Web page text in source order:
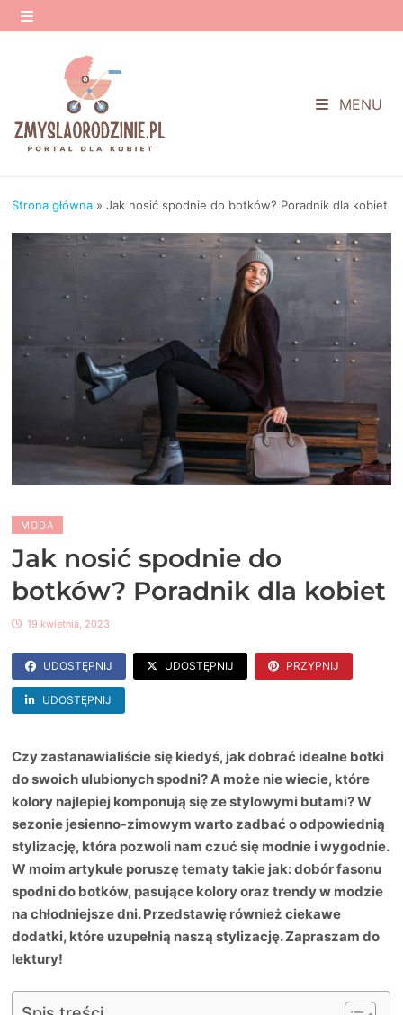
Przejdź
do
MENU
MENU
Strona główna »Jak nosić spodnie do botków? Poradnik dla kobiet
MODA
Jak nosić spodnie do
botków? Poradnik dla kobiet
19 kwietnia, 2023
UDOSTĘPNIJ UDOSTĘPNIJ PRZYPNIJ
UDOSTĘPNIJ
Czy zastanawialiście się kiedyś, jak dobrać idealne botki
do swoich ulubionych spodni? A może nie wiecie, które
kolory najlepiej komponują się ze stylowymi butami? W
sezonie jesienno-zimowym warto zadbać o odpowiednią
stylizację, która pozwoli nam czuć się modnie i wygodnie.
W moim artykule poruszę tematy takie jak: dobór fasonu
spodni do botków, pasujące kolory oraz trendy w modzie
na chłodniejsze dni. Przedstawię również ciekawe
dodatki, które uzupełnią naszą stylizację. Zapraszam do
lektury!